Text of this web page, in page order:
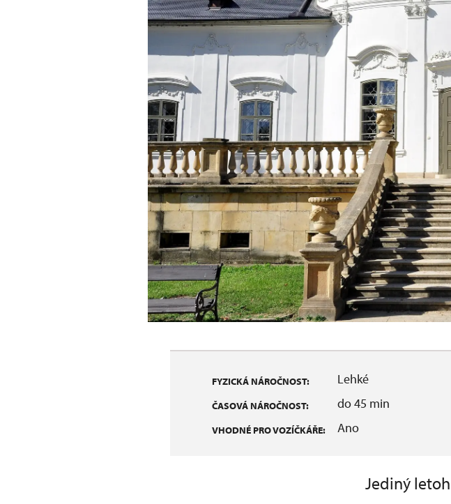
FYZICKÁ NÁROČNOST: Lehké
ČASOVÁ NÁROČNOST: do 45 min
VHODNÉ PRO VOZÍČKÁŘE: Ano
Jediný